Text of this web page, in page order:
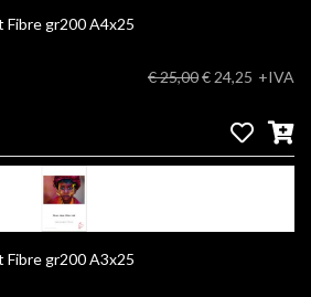
Hahnemuhle Photo Matt Fibre gr200 A4x25
€ 25,00€ 24,25 +IVA
Hahnemuhle Photo Matt Fibre gr200 A3x25